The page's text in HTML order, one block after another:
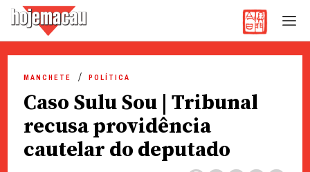
content
MANCHETE POLÍTICA
Caso Sulu Sou | Tribunal
recusa providência
cautelar do deputado